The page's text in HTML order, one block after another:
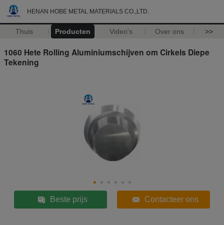
HENAN HOBE METAL MATERIALS CO.,LTD.
Thuis Producten Video's Over ons >>
1060 Hete Rolling Aluminiumschijven om Cirkels Diepe
Tekening
Beste prijs Contacteer ons